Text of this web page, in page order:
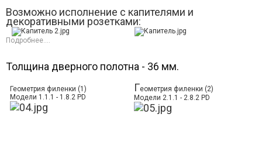
Возможно исполнение с капителями и
декоративными розетками:
Подробнее....
Толщина дверного полотна - 36 мм.
Геометрия филенки (1)
Модели 1.1.1 - 1.8.2 PD
Геометрия филенки (2)
Модели 2.1.1 - 2.8.2 PD